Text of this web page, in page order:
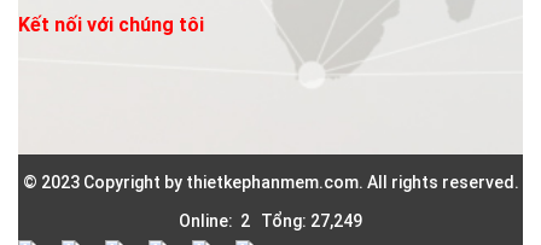
Kết nối với chúng tôi
© 2023 Copyright by thietkephanmem.com. All rights reserved.
Online: 2 Tổng: 27,249